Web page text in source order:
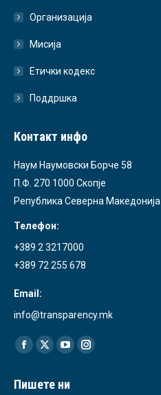
Организација
Мисија
Етички кодекс
Поддршка
Контакт инфо
Наум Наумовски Борче 58
П.Ф. 270 1000 Скопје
Република Северна Македонија
Телефон:
+389 2 3217000
+389 72 255 678
Email:
info@transparency.mk
Find us on:
Facebook
opens
X
opens
YouTube
opens
Instagram
Пишете ни